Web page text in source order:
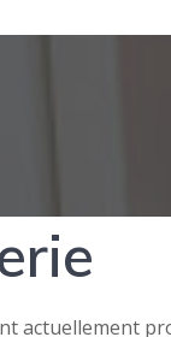
actuellement